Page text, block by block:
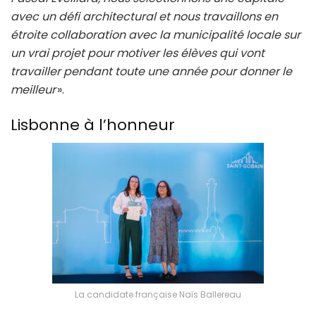
avec un défi architectural et nous travaillons en
étroite collaboration avec la municipalité locale sur
un vrai projet pour motiver les élèves qui vont
travailler pendant toute une année pour donner le
meilleur».
Lisbonne à l’honneur
La candidate française Naïs Ballereau